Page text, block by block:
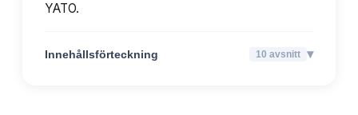
YATO.
Innehållsförteckning 10 avsnitt ▾